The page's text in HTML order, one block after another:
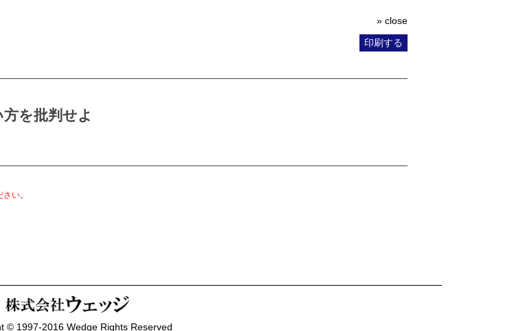
» close
印刷する
を批判せよ
い。
© 1997-2016 Wedge Rights Reserved